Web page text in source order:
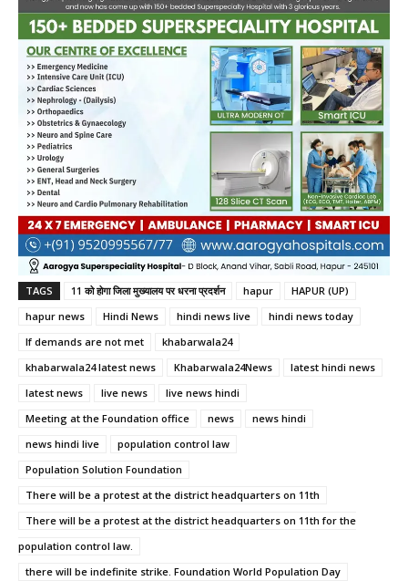
TAGS 11 को होगा जिला मुख्यालय पर धरना प्रदर्शन hapur
HAPUR (UP)
hapur news
Hindi News hindi news live
hindi news today
If demands are not met
khabarwala24
khabarwala24 latest news
Khabarwala24News
latest hindi news
latest news
live news
live news hindi
Meeting at the Foundation office
news
news hindi
news hindi live
population control law
Population Solution Foundation
There will be a protest at the district headquarters on 11th
There will be a protest at the district headquarters on 11th for the
population control law.
there will be indefinite strike. Foundation World Population Day